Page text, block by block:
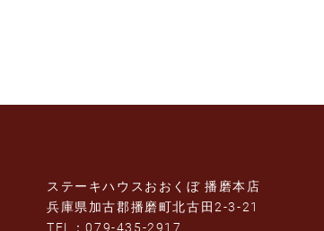
ステーキハウスおおくぼ 播磨本店
兵庫県加古郡播磨町北古田2-3-21